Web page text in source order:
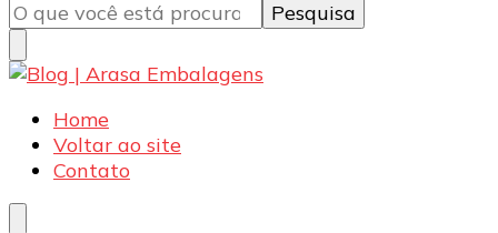
qualidade Arasa. Leia nossos conteúdos!
algo?
Blog | Arasa Embalagens
Confira conteúdos sobre embalagens para pizzas,
doces e salgados. Tudo para seu comércio com a
qualidade Arasa. Leia nossos conteúdos!
Home
Voltar ao site
Contato